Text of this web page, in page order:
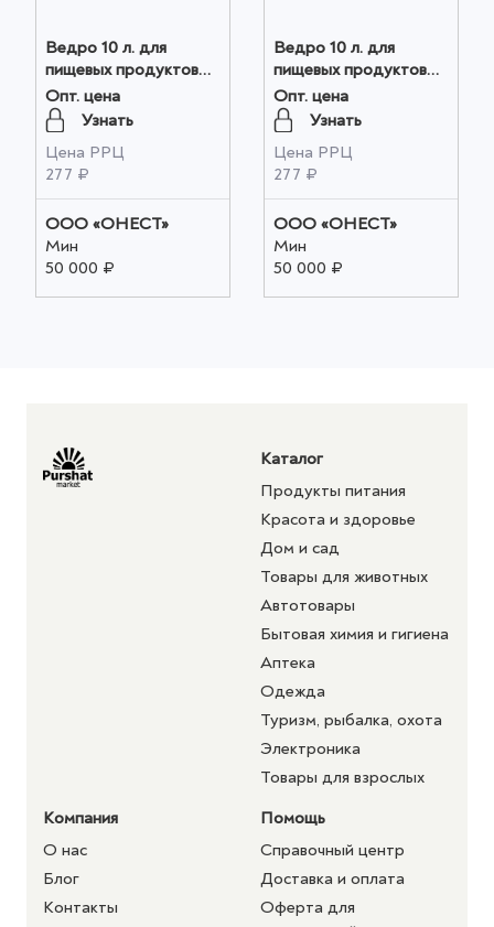
Ведро 10 л. для
пищевых продуктов
жесткий с крышкой
оранжевый оптом
Опт. цена
Узнать
Цена РРЦ
277 ₽
ООО «ОНЕСТ»
Мин
50 000 ₽
Ведро 10 л. для
пищевых продуктов
жесткий с крышкой
голубой оптом
Опт. цена
Узнать
Цена РРЦ
277 ₽
ООО «ОНЕСТ»
Мин
50 000 ₽
Каталог
Продукты питания
Красота и здоровье
Дом и сад
Товары для животных
Автотовары
Бытовая химия и гигиена
Аптека
Одежда
Туризм, рыбалка, охота
Электроника
Товары для взрослых
Компания
О нас
Блог
Контакты
Помощь
Справочный центр
Доставка и оплата
Оферта для